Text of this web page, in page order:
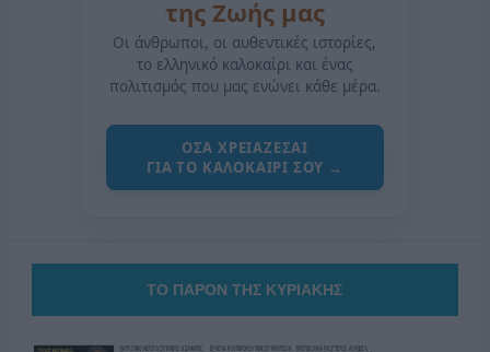
της Ζωής μας
Οι άνθρωποι, οι αυθεντικές ιστορίες,
το ελληνικό καλοκαίρι και ένας
πολιτισμός που μας ενώνει κάθε μέρα.
ΟΣΑ ΧΡΕΙΑΖΕΣΑΙ
ΓΙΑ ΤΟ ΚΑΛΟΚΑΙΡΙ ΣΟΥ →
ΤΟ ΠΑΡΟΝ ΤΗΣ ΚΥΡΙΑΚΗΣ